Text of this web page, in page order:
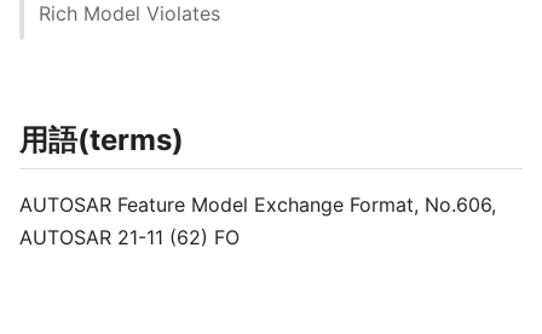
Rich Model Violates
用語(terms)
AUTOSAR Feature Model Exchange Format, No.606,
AUTOSAR 21-11 (62) FO